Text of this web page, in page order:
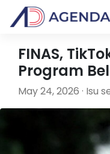
FINAS,
Program
May 24, 2026 · Isu